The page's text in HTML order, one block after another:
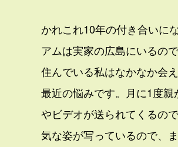
かれこれ10年の付き合いにな
アムは実家の広島にいるの
住んでいる私はなかなか会
最近の悩みです。月に1度親
やビデオが送られてくるの
気な姿が写っているので、